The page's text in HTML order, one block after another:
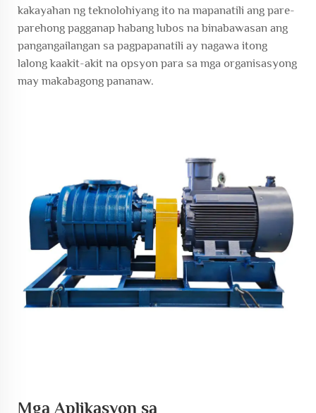
kakayahan ng teknolohiyang ito na mapanatili ang pare-
parehong pagganap habang lubos na binabawasan ang
pangangailangan sa pagpapanatili ay nagawa itong
lalong kaakit-akit na opsyon para sa mga organisasyong
may makabagong pananaw.
Mga Aplikasyon sa